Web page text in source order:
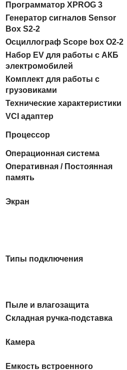
Программатор XPROG 3
Генератор сигналов Sensor
Box S2-2
Осциллограф Scope box O2-2
Набор EV для работы с АКБ
электромобилей
Комплект для работы с
грузовиками
Технические характеристики
VCI адаптер
Процессор
Операционная система
Оперативная / Постоянная
память
Экран
Типы подключения
Пыле и влагозащита
Складная ручка-подставка
Камера
Емкость встроенного